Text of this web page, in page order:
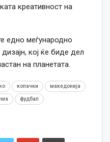
креативност на
едно меѓународно
кој ќе биде дел
на планетата.
копачки македонија
фудбал